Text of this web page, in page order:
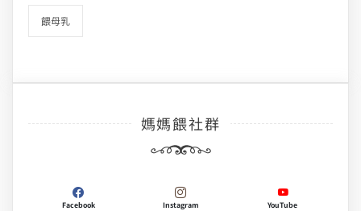
餵母乳
媽媽餵社群
Facebook Instagram YouTube